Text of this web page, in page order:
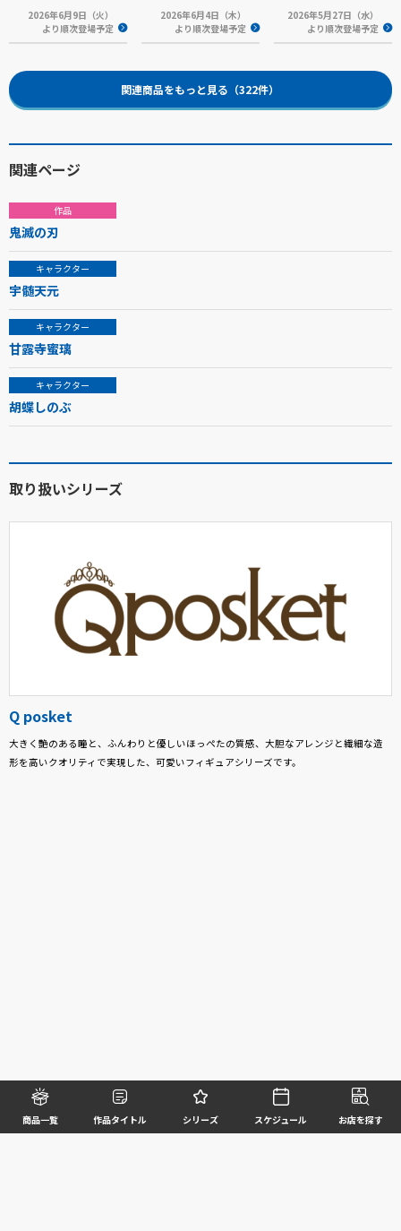
商品一覧 作品タイトル シリーズ スケジュール お店を探す
2026年6月9日（火）
より順次登場予定
2026年6月4日（木）
より順次登場予定
2026年5月27日（水）
より順次登場予定
関連商品をもっと見る（322件）
関連ページ
作品
鬼滅の刃
キャラクター
宇髄天元
キャラクター
甘露寺蜜璃
キャラクター
胡蝶しのぶ
取り扱いシリーズ
Q posket
大きく艶のある瞳と、ふんわりと優しいほっぺたの質感、大胆なアレンジと繊細な造
形を高いクオリティで実現した、可愛いフィギュアシリーズです。